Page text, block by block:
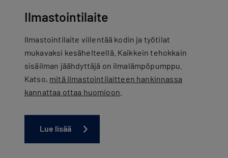
Ilmastointilaite
Ilmastointilaite viilentää kodin ja työtilat
mukavaksi kesähelteellä. Kaikkein tehokkain
sisäilman jäähdyttäjä on ilmalämpöpumppu.
Katso, mitä ilmastointilaitteen hankinnassa
kannattaa ottaa huomioon
Lue lisää